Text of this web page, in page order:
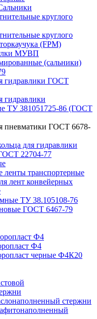
круглого
круглого
(FPM)
МУВП
(сальники)
гидравлики ГОСТ
гидравлики
ТУ 381051725-86 (ГОСТ
пневматики ГОСТ 6678-
для гидравлики
22704-77
ленты транспортерные
лент конвейерных
ТУ 38.105108-76
ГОСТ 6467-79
Ф4
Ф4
черные Ф4К20
стержни